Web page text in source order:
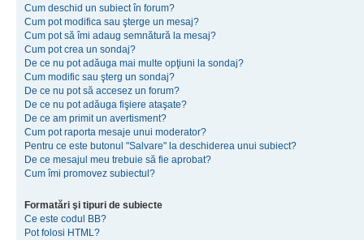
Cum deschid un subiect în forum?
Cum pot modifica sau şterge un mesaj?
Cum pot să îmi adaug semnătură la mesaj?
Cum pot crea un sondaj?
De ce nu pot adăuga mai multe opţiuni la sondaj?
Cum modific sau şterg un sondaj?
De ce nu pot să accesez un forum?
De ce nu pot adăuga fişiere ataşate?
De ce am primit un avertisment?
Cum pot raporta mesaje unui moderator?
Pentru ce este butonul "Salvare" la deschiderea unui subiect?
De ce mesajul meu trebuie să fie aprobat?
Cum îmi promovez subiectul?
Formatări şi tipuri de subiecte
Ce este codul BB?
Pot folosi HTML?